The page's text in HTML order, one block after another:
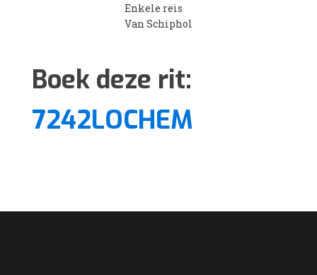
Enkele reis
Van Schiphol
Boek deze rit:
7242LOCHEM